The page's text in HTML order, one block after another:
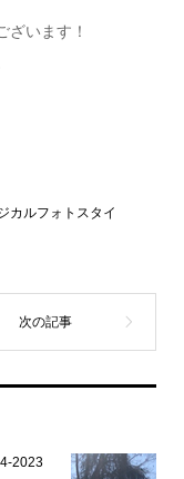
ざいます！
カルフォトスタイ
2023